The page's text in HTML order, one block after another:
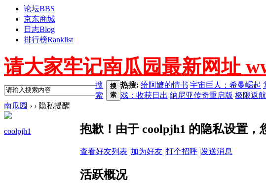
论坛BBS
京东商城
日志Blog
排行榜Ranklist
请大家牢记南瓜园最新网址
搜
索
搜
索
热搜: 给阿嬷的情书 宇宙巨人：希曼崛起
戏：收获日出 纳尼亚传奇重启版 极限返航
南瓜园 › › 隐私提醒
coolpjh1 抱歉！由于 coolpjh1 的隐私设置，
查看好友列表 |加为好友 |打个招呼 |发送消息
活跃概况